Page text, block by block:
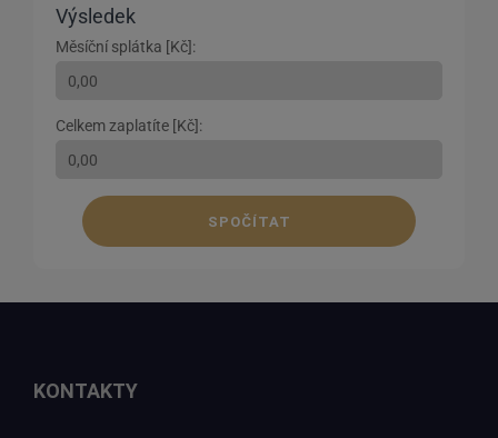
Výsledek
Měsíční splátka [Kč]:
Celkem zaplatíte [Kč]:
SPOČÍTAT
KONTAKTY